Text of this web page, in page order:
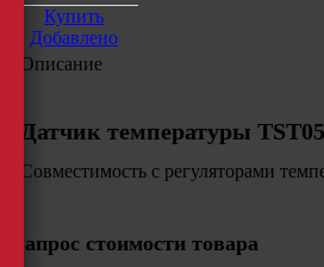
Купить
Добавлено
Описание
Датчик температуры
Совместимость с регуляторами
Запрос стоимости товара